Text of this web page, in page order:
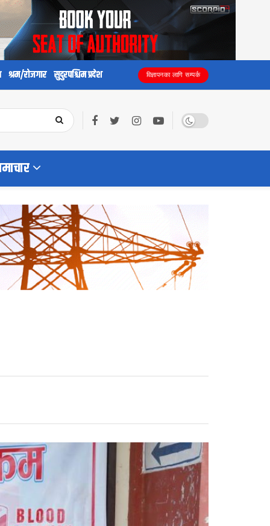
श्रम/रोजगार सुदुरपश्चिम प्रदेश विज्ञापनका लागि सम्पर्क